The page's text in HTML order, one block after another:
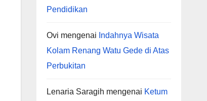
Pendidikan
Ovi mengenai Indahnya Wisata
Kolam Renang Watu Gede di Atas
Perbukitan
Lenaria Saragih mengenai Ketum